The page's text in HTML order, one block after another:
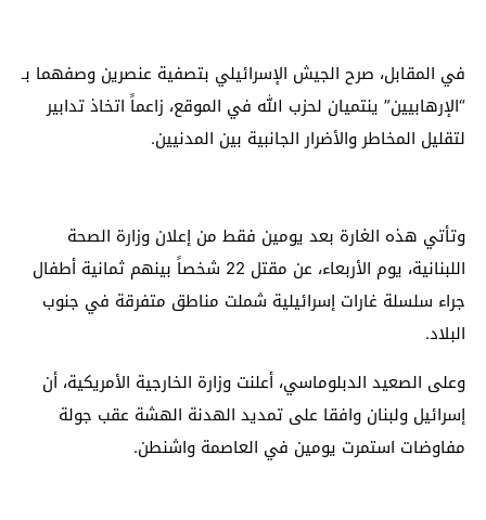
في المقابل، صرح الجيش الإسرائيلي بتصفية عنصرين وصفهما بـ
“الإرهابيين” ينتميان لحزب الله في الموقع، زاعماً اتخاذ تدابير
لتقليل المخاطر والأضرار الجانبية بين المدنيين.
وتأتي هذه الغارة بعد يومين فقط من إعلان وزارة الصحة
اللبنانية، يوم الأربعاء، عن مقتل 22 شخصاً بينهم ثمانية أطفال
جراء سلسلة غارات إسرائيلية شملت مناطق متفرقة في جنوب
البلاد.
وعلى الصعيد الدبلوماسي، أعلنت وزارة الخارجية الأمريكية، أن
إسرائيل ولبنان وافقا على تمديد الهدنة الهشة عقب جولة
مفاوضات استمرت يومين في العاصمة واشنطن.